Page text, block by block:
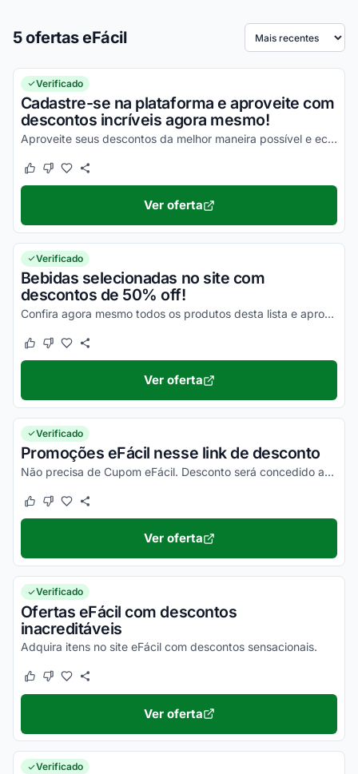
5 ofertas eFácil Ordenar por
Verificado
Cadastre-se na plataforma e aproveite com
descontos incríveis agora mesmo!
Aproveite seus descontos da melhor maneira possível e economize!
Este cupom funcionou
Este cupom não funcionou
Ver oferta
Verificado
Bebidas selecionadas no site com
descontos de 50% off!
Confira agora mesmo todos os produtos desta lista e aproveite seus descontos!
Este cupom funcionou
Este cupom não funcionou
Ver oferta
Verificado
Promoções eFácil nesse link de desconto
Não precisa de Cupom eFácil. Desconto será concedido automaticamente. Navegue pelo site eFácil e aproveite!
Este cupom funcionou
Este cupom não funcionou
Ver oferta
Verificado
Ofertas eFácil com descontos
inacreditáveis
Adquira itens no site eFácil com descontos sensacionais.
Este cupom funcionou
Este cupom não funcionou
Ver oferta
Verificado